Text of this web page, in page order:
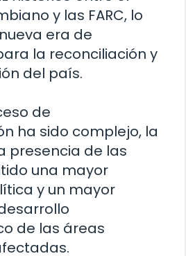
y las FARC, lo
era de
la reconciliación y
del país.
de
ha sido complejo, la
presencia de las
una mayor
y un mayor
de las áreas